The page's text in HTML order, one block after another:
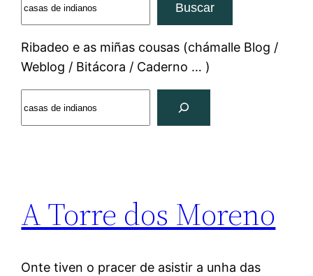
Buscar
Ribadeo e as miñas cousas (chámalle Blog /
Weblog / Bitácora / Caderno … )
A Torre dos Moreno
Onte tiven o pracer de asistir a unha das